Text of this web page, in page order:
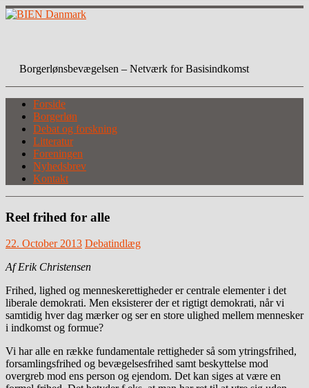
Skip
to
Borgerlønsbevægelsen – Netværk for Basisindkomst
Forside
Borgerløn
Debat og forskning
Litteratur
Foreningen
Nyhedsbrev
Kontakt
Reel frihed for alle
22. October 2013 Debatindlæg
Af Erik Christensen
Frihed, lighed og menneskerettigheder er centrale elementer i det
liberale demokrati. Men eksisterer der et rigtigt demokrati, når vi
samtidig hver dag mærker og ser en store ulighed mellem mennesker
i indkomst og formue?
Vi har alle en række fundamentale rettigheder så som ytringsfrihed,
forsamlingsfrihed og bevægelsesfrihed samt beskyttelse mod
overgreb mod ens person og ejendom. Det kan siges at være en